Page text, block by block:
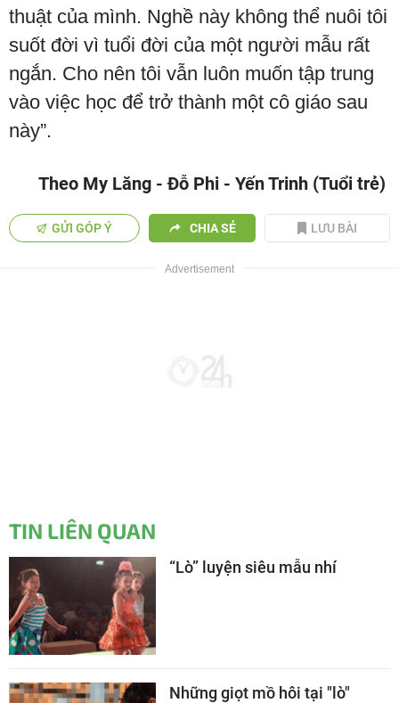
thuật của mình. Nghề này không thể nuôi tôi
suốt đời vì tuổi đời của một người mẫu rất
ngắn. Cho nên tôi vẫn luôn muốn tập trung
vào việc học để trở thành một cô giáo sau
này”.
Theo My Lăng - Đỗ Phi - Yến Trinh (Tuổi trẻ)
GỬI GÓP Ý CHIA SẺ LƯU BÀI
TIN LIÊN QUAN
“Lò” luyện siêu mẫu nhí
Những giọt mồ hôi tại "lò"